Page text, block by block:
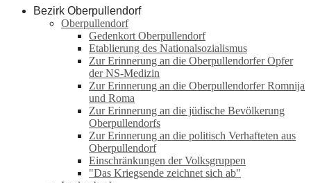
Bezirk Oberpullendorf
Oberpullendorf
Gedenkort Oberpullendorf
Etablierung des Nationalsozialismus
Zur Erinnerung an die Oberpullendorfer Opfer
der NS-Medizin
Zur Erinnerung an die Oberpullendorfer Romnija
und Roma
Zur Erinnerung an die jüdische Bevölkerung
Oberpullendorfs
Zur Erinnerung an die politisch Verhafteten aus
Oberpullendorf
Einschränkungen der Volksgruppen
"Das Kriegsende zeichnet sich ab"